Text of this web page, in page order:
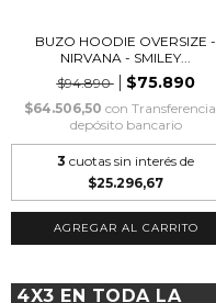
BUZO HOODIE OVERSIZE -
NIRVANA - SMILEY...
$94.890
$75.890
$64.506,50 con
depósito bancario
3 cuotas sin interés de
$25.296,67
AGREGAR AL CARRITO
4X3 EN TODA LA